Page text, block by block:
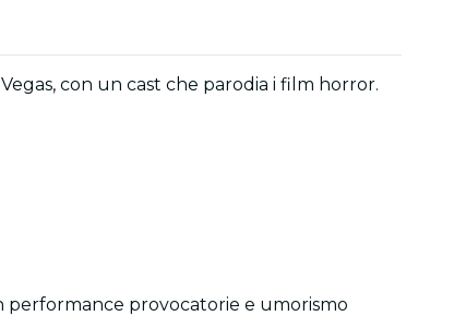
con un cast che parodia i film horror.
performance provocatorie e umorismo